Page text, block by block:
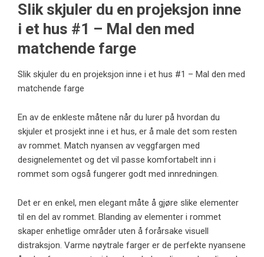
Slik skjuler du en projeksjon inne
i et hus #1 – Mal den med
matchende farge
Slik skjuler du en projeksjon inne i et hus #1 – Mal den med
matchende farge
En av de enkleste måtene når du lurer på hvordan du
skjuler et prosjekt inne i et hus, er å male det som resten
av rommet. Match nyansen av veggfargen med
designelementet og det vil passe komfortabelt inn i
rommet som også fungerer godt med innredningen.
Det er en enkel, men elegant måte å gjøre slike elementer
til en del av rommet. Blanding av elementer i rommet
skaper enhetlige områder uten å forårsake visuell
distraksjon. Varme nøytrale farger er de perfekte nyansene